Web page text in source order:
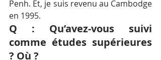
Penh. Et, je suis revenu au Cambodge
en 1995.
Q : Qu’avez-vous suivi
comme études supérieures
? Où ?